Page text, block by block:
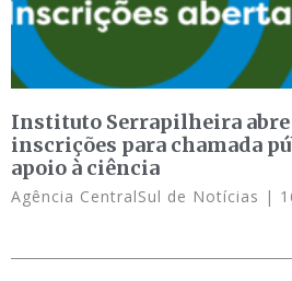
Instituto Serrapilheira abre
inscrições para chamada
apoio à ciência
Agência CentralSul de Notícias